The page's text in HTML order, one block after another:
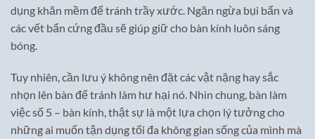
dụng khăn mềm để tránh trầy xước. Ngăn ngừa bụi bẩn và
các vết bẩn cứng đầu sẽ giúp giữ cho bàn kính luôn sáng
bóng.
Tuy nhiên, cần lưu ý không nên đặt các vật nặng hay sắc
nhọn lên bàn để tránh làm hư hại nó. Nhìn chung, bàn làm
việc số 5 – bàn kính, thật sự là một lựa chọn lý tưởng cho
những ai muốn tận dụng tối đa không gian sống của mình mà